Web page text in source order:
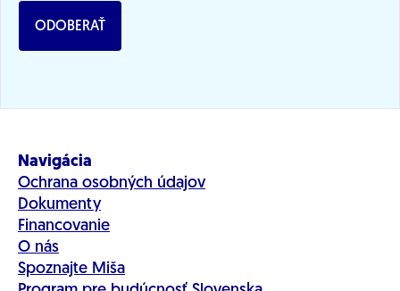
ODOBERAŤ
Navigácia
Ochrana osobných údajov
Dokumenty
Financovanie
O nás
Spoznajte Miša